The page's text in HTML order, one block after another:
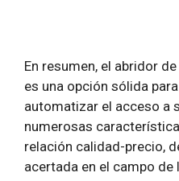
En resumen, el abridor
es una opción sólida
automatizar el acceso a
numerosas
relación calidad-precio,
acertada en el campo de